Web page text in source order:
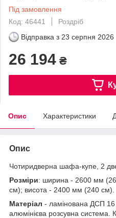
Під замовлення
Код: 46441
Роздріб
Відправка з 23 серпня 2026
26 194 ₴
Опис Характеристики
Опис
Чотиридверна шафа-купе, 2
Розміри: ширина - 2600 мм
см); висота - 2400 мм (240 см).
Матеріал - ламінована ДСП 16
алюмінієва розсувна